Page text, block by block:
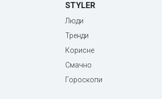
STYLER
Люди
Тренди
Корисне
Смачно
Гороскопи